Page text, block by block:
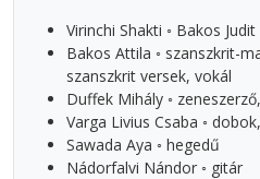
Virinchi Shakti ◦ Bakos
Bakos Attila ◦ szanszkrit-
szanszkrit versek, vokál
Duffek Mihály ◦
Varga Livius Csaba ◦
Sawada Aya ◦ hegedű
Nádorfalvi Nándor ◦ gitár